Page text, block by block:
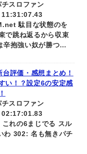
スロファン
駄目な状態のを
で跳ね返るから収束
辛抱強い奴が勝つ…
評価・感想まとめ！
い！？設定6の安定感
スロファン
れの6まじでる スル
わ 302: 名も無きパチ